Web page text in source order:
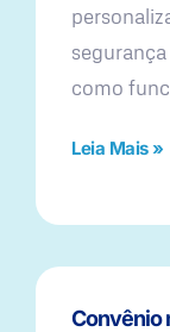
como
Leia Mais »
Convênio